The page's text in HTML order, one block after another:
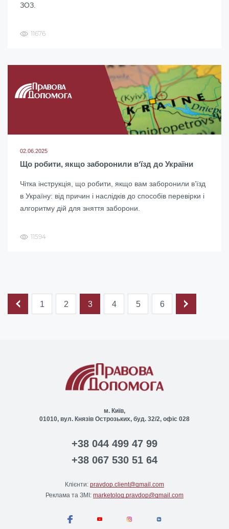
ЗОЗ.
11676
02.06.2025
Що робити, якщо заборонили вʼїзд до України
Чітка інструкція, що робити, якщо вам заборонили в’їзд
в Україну: від причин і наслідків до способів перевірки і
алгоритму дій для зняття заборони.
11594
1 2 3 4 5 6
м. Київ,
01010, вул. Князів Острозьких, буд. 32/2, офіс 028
+38 044 499 47 99
+38 067 530 51 64
Клієнти: pravdop.client@gmail.com
Реклама та ЗМІ: marketolog.pravdop@gmail.com